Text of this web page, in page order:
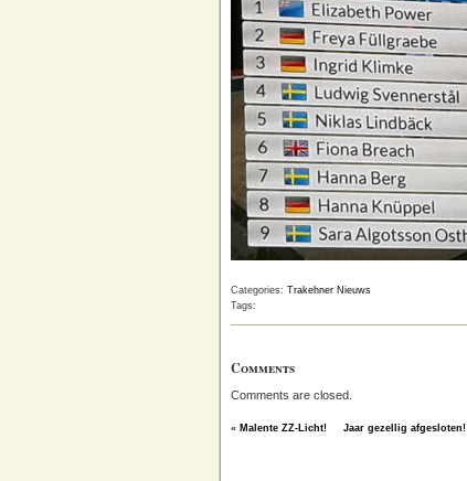
Categories: Trakehner Nieuws
Tags:
Comments
Comments are closed.
« Malente ZZ-Licht! Jaar gezellig afgesloten!